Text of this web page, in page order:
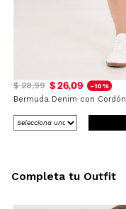
$ 28,99 $ 26,09 -10%
Bermuda Denim con Cordón
Completa tu Outfit